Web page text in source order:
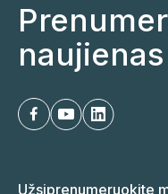
naujienas
Užsiprenumeruokite